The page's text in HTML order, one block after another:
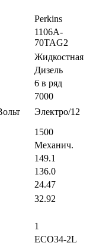
Perkins
1106A-
70TAG2
Жидкостная
Дизель
6 в ряд
7000
Электро/12
1500
Механич.
149.1
136.0
24.47
32.92
1
ECO34-2L